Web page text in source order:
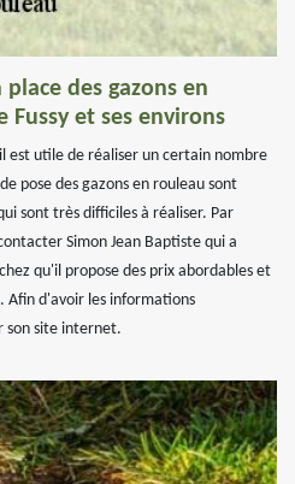
des gazons en
Fussy et ses environs
est utile de réaliser un certain nombre
pose des gazons en rouleau sont
sont très difficiles à réaliser. Par
Simon Jean Baptiste qui a
qu'il propose des prix abordables et
Afin d'avoir les informations
son site internet.